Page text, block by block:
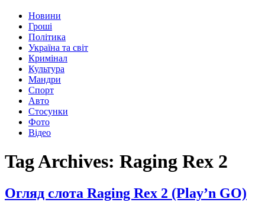
Новини
Гроші
Політика
Україна та світ
Кримінал
Культура
Мандри
Спорт
Авто
Стосунки
Фото
Відео
Tag Archives: Raging Rex 2
Огляд слота Raging Rex 2 (Play’n GO)